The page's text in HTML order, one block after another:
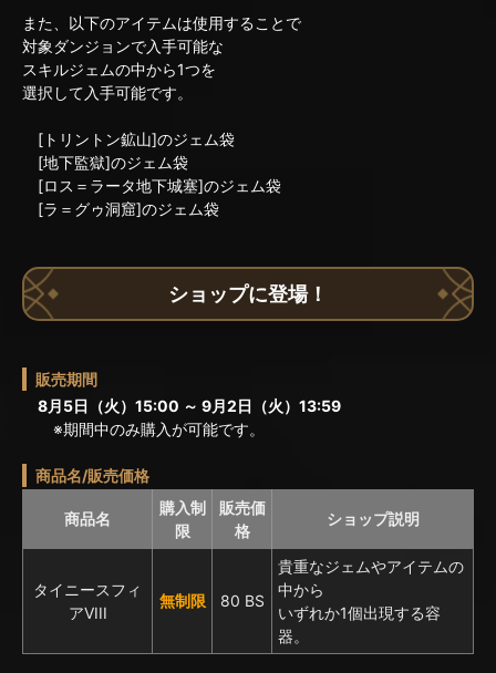
また、以下のアイテムは使用することで
対象ダンジョンで入手可能な
スキルジェムの中から1つを
選択して入手可能です。
[トリントン鉱山]のジェム袋
[地下監獄]のジェム袋
[ロス＝ラータ地下城塞]のジェム袋
[ラ＝グゥ洞窟]のジェム袋
ショップに登場！
販売期間
8月5日（火）15:00 ～ 9月2日（火）13:59
※期間中のみ購入が可能です。
商品名/販売価格
商品名
購入制
限
販売価
格
ショップ説明
タイニースフィ
アVIII
無制限 80 BS
貴重なジェムやアイテムの
中から
いずれか1個出現する容
器。